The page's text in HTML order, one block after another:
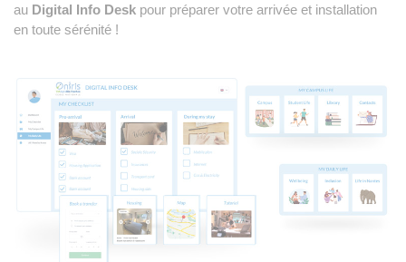
au Digital Info Desk pour préparer votre arrivée et installation
en toute sérénité !